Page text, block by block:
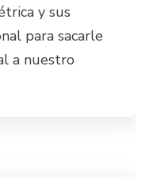
y sus
para sacarle
a nuestro